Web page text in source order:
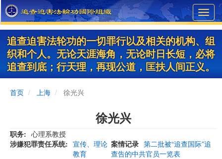
Skip
to
main
content
追查迫害法轮功的一切罪行以及相关的机构、组
织和个人。无论天涯海角，无论时日长短，必将
追查到底；行天理，再现公道，匡扶人间正义。
首页 上海 徐光兴
徐光兴
职务
心理系教授
涉嫌犯罪责任系统
宣传、理论
教育
案情记录 第二批被“追查国际”追
查告的中共官员一览表